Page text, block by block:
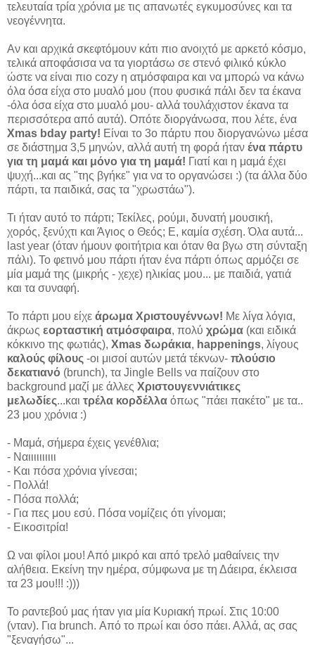
τελευταία τρία χρόνια με τις απανωτές εγκυμοσύνες και τα
νεογέννητα.
Αν και αρχικά σκεφτόμουν κάτι πιο ανοιχτό με αρκετό κόσμο,
τελικά αποφάσισα να τα γιορτάσω σε στενό φιλικό κύκλο
ώστε να είναι πιο cozy η ατμόσφαιρα και να μπορώ να κάνω
όλα όσα είχα στο μυαλό μου (που φυσικά πάλι δεν τα έκανα
-όλα όσα είχα στο μυαλό μου- αλλά τουλάχιστον έκανα τα
περισσότερα από αυτά). Οπότε διοργάνωσα, που λέτε, ένα
Xmas bday party! Είναι το 3ο πάρτυ που διοργανώνω μέσα
σε διάστημα 3,5 μηνών, αλλά αυτή τη φορά ήταν ένα πάρτυ
για τη μαμά και μόνο για τη μαμά! Γιατί και η μαμά έχει
ψυχή...και ας "της βγήκε" για να το οργανώσει :) (τα άλλα δύο
πάρτι, τα παιδικά, σας τα "χρωστάω").
Τι ήταν αυτό το πάρτι; Τεκίλες, ρούμι, δυνατή μουσική,
χορός, ξενύχτι και Άγιος ο Θεός; Ε, καμία σχέση. Όλα αυτά...
last year (όταν ήμουν φοιτήτρια και όταν θα βγω στη σύνταξη
πάλι). Το φετινό μου πάρτι ήταν ένα πάρτι όπως αρμόζει σε
μία μαμά της (μικρής - χεχε) ηλικίας μου... με παιδιά, γατιά
και τα συναφή.
Το πάρτι μου είχε άρωμα Χριστουγέννων! Με λίγα λόγια,
άκρως εορταστική ατμόσφαιρα, πολύ χρώμα (και ειδικά
κόκκινο της φωτιάς), Xmas δωράκια, happenings, λίγους
καλούς φίλους -οι μισοί αυτών μετά τέκνων- πλούσιο
δεκατιανό (brunch), τα Jingle Bells να παίζουν στο
background μαζί με άλλες Χριστουγεννιάτικες
μελωδίες...και τρέλα κορδέλλα όπως "πάει πακέτο" με τα..
23 μου χρόνια :)
- Μαμά, σήμερα έχεις γενέθλια;
- Ναιιιιιιιιιι
- Και πόσα χρόνια γίνεσαι;
- Πολλά!
- Πόσα πολλά;
- Για πες μου εσύ. Πόσα νομίζεις ότι γίνομαι;
- Εικοσιτρία!
Ω ναι φίλοι μου! Από μικρό και από τρελό μαθαίνεις την
αλήθεια. Εκείνη την ημέρα, σύμφωνα με τη Δάειρα, έκλεισα
τα 23 μου!!! :)))
Το ραντεβού μας ήταν για μία Κυριακή πρωί. Στις 10:00
(νταν). Για brunch. Από το πρωί και όσο πάει. Αλλά, ας σας
"ξεναγήσω"...